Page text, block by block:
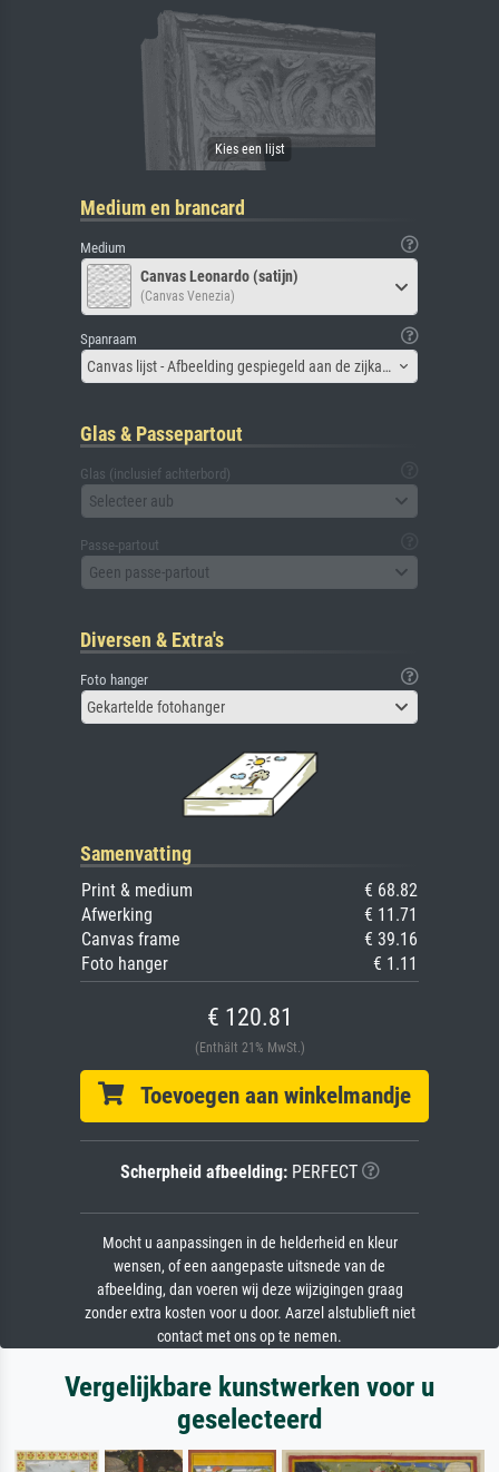
Medium en brancard
Medium
Canvas Leonardo (satijn)
(Canvas Venezia)
Spanraam
Canvas lijst - Afbeelding gespiegeld aan de zijkant
Glas & Passepartout
Glas (inclusief achterbord)
Selecteer aub
Passe-partout
Geen passe-partout
Diversen & Extra's
Foto hanger
Gekartelde fotohanger
Samenvatting
Print & medium
€ 68.82
Afwerking
€ 11.71
Canvas frame
€ 39.16
Foto hanger
€ 1.11
€ 120.81
(Enthält 21% MwSt.)
Toevoegen aan winkelmandje
Scherpheid afbeelding:PERFECT
Mocht u aanpassingen in de helderheid en kleur
wensen, of een aangepaste uitsnede van de
afbeelding, dan voeren wij deze wijzigingen graag
zonder extra kosten voor u door. Aarzel alstublieft niet
contact met ons op te nemen.
Vergelijkbare kunstwerken voor u
geselecteerd